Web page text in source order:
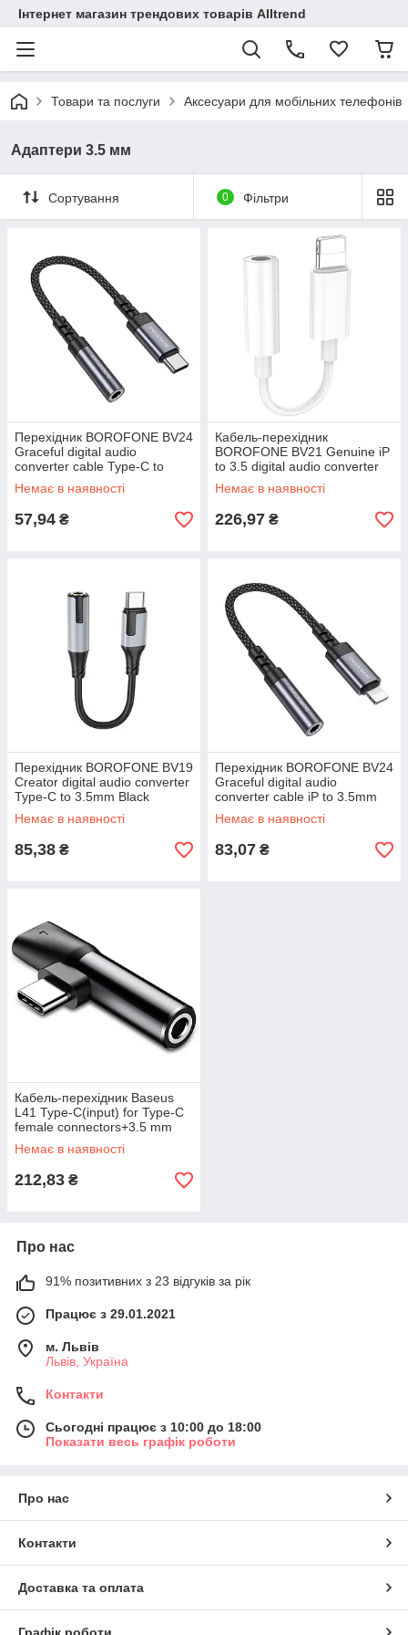
Інтернет магазин трендових товарів Alltrend
Товари та послуги Аксесуари для мобільних телефонів
Адаптери 3.5 мм
Сортування 0 Фільтри
Перехідник BOROFONE BV24
Graceful digital audio
converter cable Type-C to
3.5mm Metal Grey
Немає в наявності
57,94 ₴
Кабель-перехiдник
BOROFONE BV21 Genuine iP
to 3.5 digital audio converter
White
Немає в наявності
226,97 ₴
Перехідник BOROFONE BV19
Creator digital audio converter
Type-C to 3.5mm Black
Немає в наявності
85,38 ₴
Перехідник BOROFONE BV24
Graceful digital audio
converter cable iP to 3.5mm
Metal Grey
Немає в наявності
83,07 ₴
Кабель-перехiдник Baseus
L41 Type-C(input) for Type-C
female connectors+3.5 mm
female Black
Немає в наявності
212,83 ₴
Про нас
91% позитивних з 23 відгуків за рік
Працює з 29.01.2021
м. Львів
Львів, Україна
Контакти
Сьогодні працює з 10:00 до 18:00
Показати весь графік роботи
Про нас
Контакти
Доставка та оплата